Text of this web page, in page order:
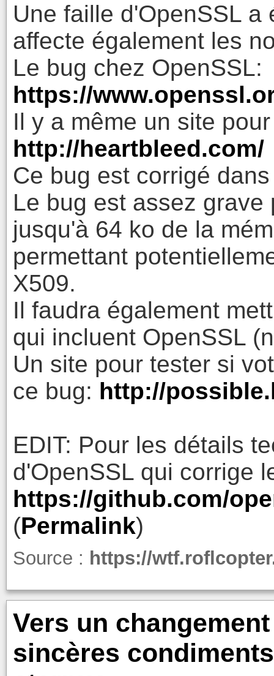
Une faille d'OpenSSL
affecte également les
Le bug chez OpenSSL:
https://
Il y a même un site
http://heartbleed.com/
Ce bug est corrigé
Le bug est assez
jusqu'à 64 ko de la
permettant
X509.
Il faudra également
qui incluent OpenSSL
Un site pour tester si
ce bug: http://
EDIT: Pour les détails
d'OpenSSL qui corrige
https://github.com/
(Permalink)
Source : https://
Vers un
sincères